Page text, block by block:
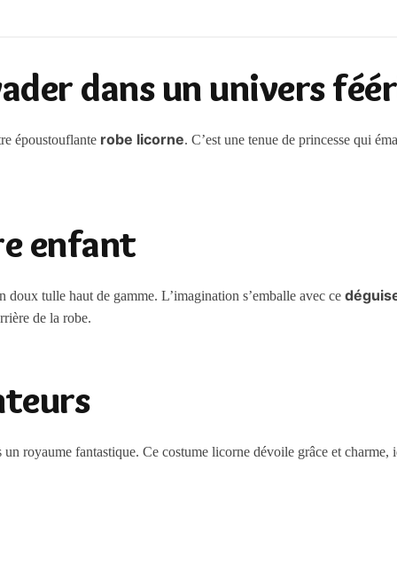
dans un univers
époustouflante robe licorne. C’est une tenue de princesse qui
enfant
tulle haut de gamme. L’imagination s’emballe avec ce
de la robe.
royaume fantastique. Ce costume licorne dévoile grâce et charme,